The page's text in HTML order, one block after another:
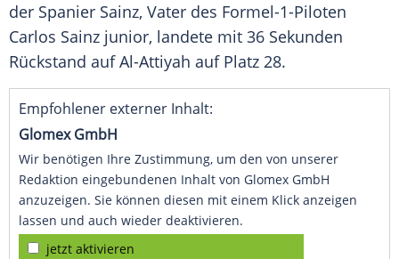
der Spanier Sainz, Vater des Formel-1-Piloten
Carlos Sainz junior, landete mit 36 Sekunden
Rückstand auf Al-Attiyah auf Platz 28.
Empfohlener externer Inhalt:
Glomex GmbH
Wir benötigen Ihre Zustimmung, um den von unserer
Redaktion eingebundenen Inhalt von Glomex GmbH
anzuzeigen. Sie können diesen mit einem Klick anzeigen
lassen und auch wieder deaktivieren.
jetzt aktivieren